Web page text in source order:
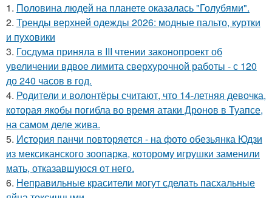
1. Половина людей на планете оказалась "Голубями".
2. Тренды верхней одежды 2026: модные пальто, куртки
и пуховики
3. Госдума приняла в III чтении законопроект об
увеличении вдвое лимита сверхурочной работы - с 120
до 240 часов в год.
4. Родители и волонтёры считают, что 14-летняя девочка,
которая якобы погибла во время атаки Дронов в Туапсе,
на самом деле жива.
5. История панчи повторяется - на фото обезьянка Юдзи
из мексиканского зоопарка, которому игрушки заменили
мать, отказавшуюся от него.
6. Неправильные красители могут сделать пасхальные